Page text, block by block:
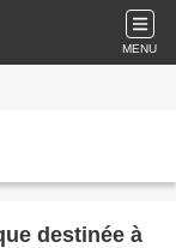
MENU
destinée à